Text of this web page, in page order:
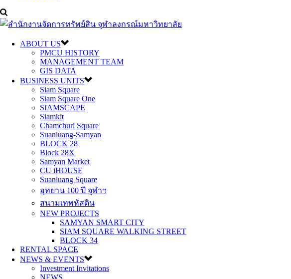
ABOUT US
PMCU HISTORY
MANAGEMENT TEAM
GIS DATA
BUSINESS UNITS
Siam Square
Siam Square One
SIAMSCAPE
Siamkit
Chamchuri Square
Suanluang-Samyan
BLOCK 28
Block 28X
Samyan Market
CU iHOUSE
Suanluang Square
อุทยาน 100 ปี จุฬาฯ
สนามเทพหัสดิน
NEW PROJECTS
SAMYAN SMART CITY
SIAM SQUARE WALKING STREET
BLOCK 34
RENTAL SPACE
NEWS & EVENTS
Investment Invitations
NEWS